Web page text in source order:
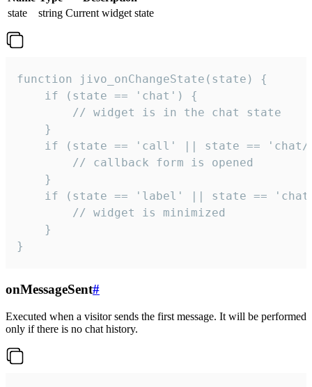
state
string Current widget state
function jivo_onChangeState(state) {
    if (state == 'chat') {
        // widget is in the chat state
    }
if (state == 'call' || state ==
        // callback form is opened
    }
if (state == 'label' || state ==
        // widget is minimized
    }
}
onMessageSent#
Executed when a visitor sends the first message. It will be performed
only if there is no chat history.